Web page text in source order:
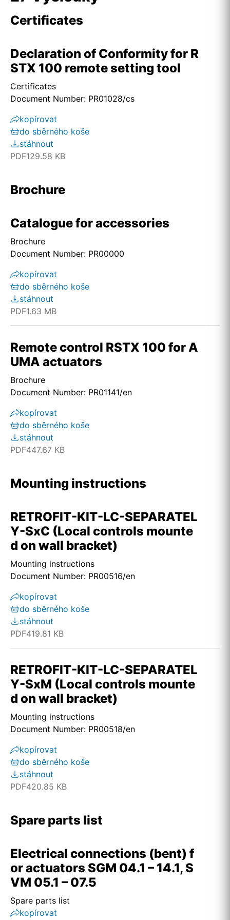
Certificates
Declaration of Conformity for R
STX 100 remote setting tool
Certificates
Document Number: PR01028/cs
kopírovat
do sběrného koše
stáhnout
PDF129.58 KB
Brochure
Catalogue for accessories
Brochure
Document Number: PR00000
kopírovat
do sběrného koše
stáhnout
PDF1.63 MB
Remote control RSTX 100 for A
UMA actuators
Brochure
Document Number: PR01141/en
kopírovat
do sběrného koše
stáhnout
PDF447.67 KB
Mounting instructions
RETROFIT-KIT-LC-SEPARATEL
Y-SxC (Local controls mounte
d on wall bracket)
Mounting instructions
Document Number: PR00516/en
kopírovat
do sběrného koše
stáhnout
PDF419.81 KB
RETROFIT-KIT-LC-SEPARATEL
Y-SxM (Local controls mounte
d on wall bracket)
Mounting instructions
Document Number: PR00518/en
kopírovat
do sběrného koše
stáhnout
PDF420.85 KB
Spare parts list
Electrical connections (bent) f
or actuators SGM 04.1 – 14.1, S
VM 05.1 – 07.5
Spare parts list
kopírovat